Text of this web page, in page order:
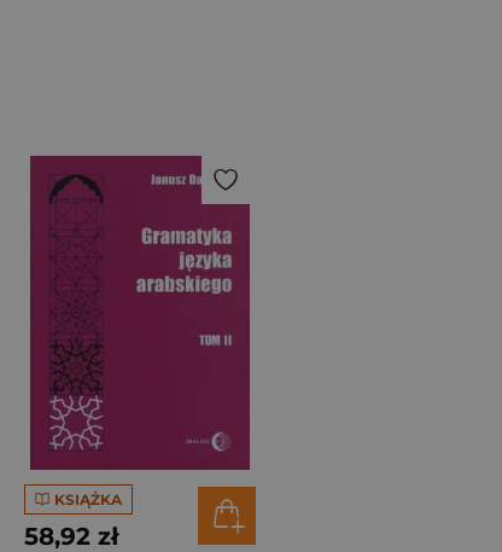
KSIĄŻKA
58,92 zł